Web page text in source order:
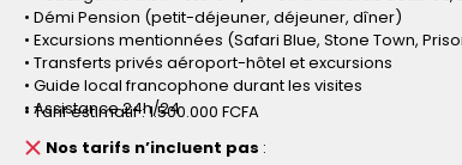
• Démi Pension (petit-déjeuner, déjeuner, dîner)
• Excursions mentionnées (Safari Blue, Stone Town,
• Transferts privés aéroport-hôtel et excursions
• Guide local francophone durant les visites
• Assistance 24h/24
• Tarif estimatif : 1.500.000 FCFA
Nos tarifs n’incluent pas :